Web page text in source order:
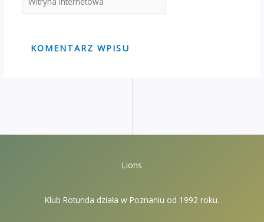
internetowa
Lions
Klub Rotunda działa w Poznaniu od 1992 roku.